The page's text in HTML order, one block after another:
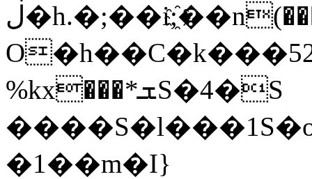
ڶ�h.�;��i;҈��n(���I����t���u�.M���RK�}&S��Mf&}r2%c'U���q37�����@��������w�մ8I���9��Ϗ��j:�����S(\��}r^K�2���b����v�q�F�]���-7��R�\*����V~�0�����dq&3��o��%#�9[(��
%kx���*ܫS�4�S
�1��m�I}